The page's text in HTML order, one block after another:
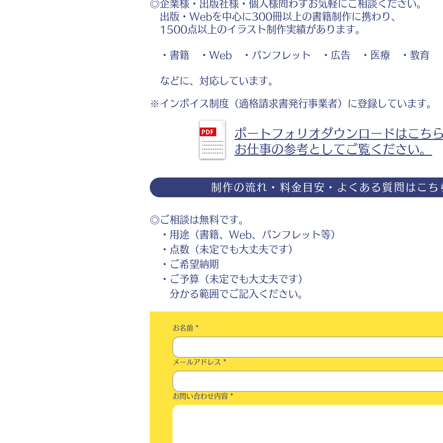
◎企業様・出版社様・個人様問わずお気軽にご相談ください。
出版・Webを中心に300冊以上の書籍制作に携わり、
1500点以上のイラスト制作実績があります。
・書籍 ・Web ・パンフレット ・広告 ・医療 ・教育
などに、対応しています。
※インボイス制度（適格請求書発行事業者）に登録しています。
ポートフォリオダウンロードはこち
お仕事の参考としてご覧ください。
制作の流れ・料金目安・よくある質問はこち
◎ご相談は無料です。
・用途（書籍、Web、パンフレット等）
・点数（未定でも大丈夫です）
・ご希望納期
・ご予算（未定でも大丈夫です）
分かる範囲でご記入ください。
お名前 *
メールアドレス *
お問い合わせ内容 *